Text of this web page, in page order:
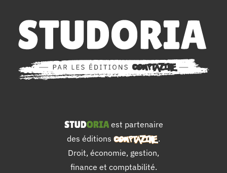
est partenaire
des éditions
.
Droit, économie, gestion,
finance et comptabilité.